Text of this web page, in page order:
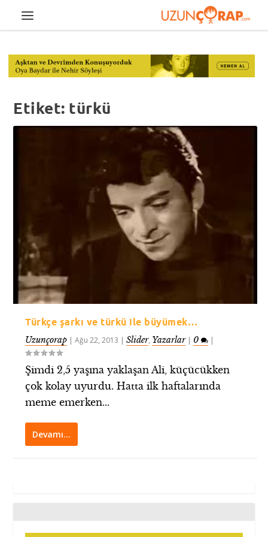
Etiket: türkü
Türkçe şarkı ve türkü ile büyümek…
Uzunçorap |Ağu 22, 2013 |Slider, Yazarlar| 0 |
Şimdi 2,5 yaşına yaklaşan Ali, küçücükken
çok kolay uyurdu. Hatta ilk haftalarında
meme emerken...
Devamı…